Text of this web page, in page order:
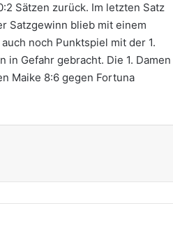
Sätzen zurück. Im letzten Satz
Satzgewinn blieb mit einem
noch Punktspiel mit der 1.
in Gefahr gebracht. Die 1. Damen
Maike 8:6 gegen Fortuna